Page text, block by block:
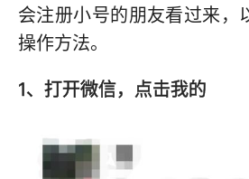
会注册小号的朋友看过来，
操作方法。
1、打开微信，点击我的